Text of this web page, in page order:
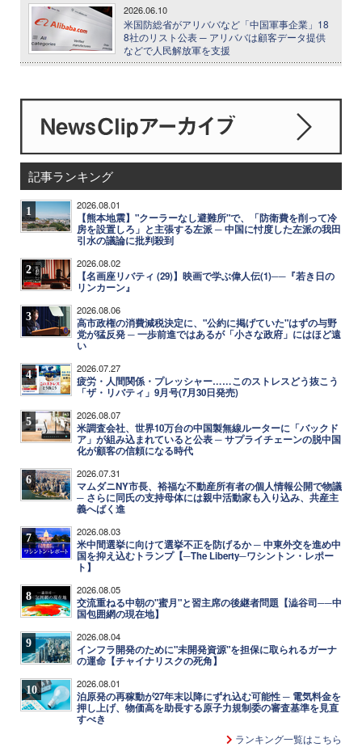
2026.06.10
米国防総省がアリババなど「中国軍事企業」18
8社のリスト公表 ─ アリババは顧客データ提供
などで人民解放軍を支援
記事ランキング
1 2026.08.01
【熊本地震】"クーラーなし避難所"で、「防衛費を削って冷
房を設置しろ」と主張する左派 ─ 中国に忖度した左派の我田
引水の議論に批判殺到
2 2026.08.02
【名画座リバティ (29)】映画で学ぶ偉人伝(1)──『若き日の
リンカーン』
3 2026.08.06
高市政権の消費減税決定に、"公約に掲げていた"はずの与野
党が猛反発 ─ 一歩前進ではあるが「小さな政府」にはほど遠
い
4 2026.07.27
疲労・人間関係・プレッシャー……このストレスどう抜こう
「ザ・リバティ」9月号(7月30日発売)
5 2026.08.07
米調査会社、世界10万台の中国製無線ルーターに「バックド
ア」が組み込まれていると公表 ─ サプライチェーンの脱中国
化が顧客の信頼になる時代
6 2026.07.31
マムダニNY市長、裕福な不動産所有者の個人情報公開で物議
─ さらに同氏の支持母体には親中活動家も入り込み、共産主
義へばく進
7 2026.08.03
米中間選挙に向けて選挙不正を防げるか ─ 中東外交を進め中
国を抑え込むトランプ【─The Liberty─ワシントン・レポー
ト】
8 2026.08.05
交流重ねる中朝の"蜜月"と習主席の後継者問題【澁谷司──中
国包囲網の現在地】
9 2026.08.04
インフラ開発のために"未開発資源"を担保に取られるガーナ
の運命【チャイナリスクの死角】
10 2026.08.01
泊原発の再稼動が27年末以降にずれ込む可能性 ─ 電気料金を
押し上げ、物価高を助長する原子力規制委の審査基準を見直
すべき
ランキング一覧はこちら